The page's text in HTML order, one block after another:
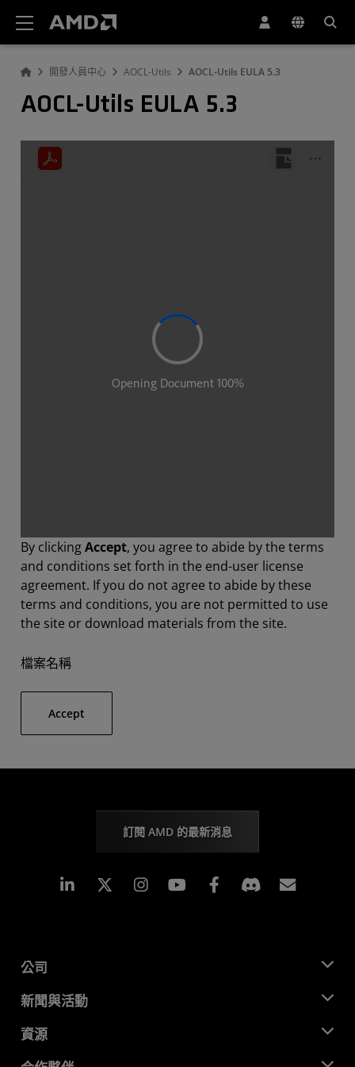
開發人員中心 AOCL-Utils AOCL-Utils EULA 5.3
AOCL-Utils EULA 5.3
By clickingAccept, you agree to abide by the terms
and conditions set forth in the end-user license
agreement. If you do not agree to abide by these
terms and conditions, you are not permitted to use
the site or download materials from the site.
檔案名稱
Accept
訂閱 AMD 的最新消息
Linkedin Instagram Facebook
公司
關於 AMD
企業責任
招聘
新聞與活動
新聞室
資源